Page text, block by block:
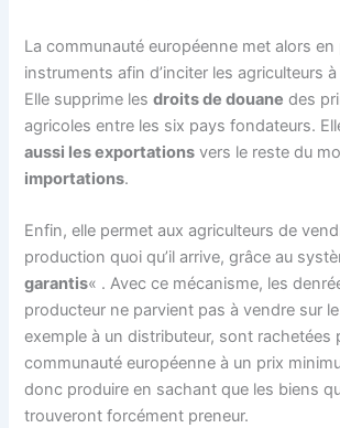
La communauté européenne met alors en
instruments afin d’inciter les agriculteurs
Elle supprime lesdroits de douane des
agricoles entre les six pays fondateurs.
aussi les exportations vers le reste du
importations.
Enfin, elle permet aux agriculteurs de
production quoi qu’il arrive, grâce au
garantis« . Avec ce mécanisme, les
producteur ne parvient pas à vendre sur
exemple à un distributeur, sont rachetées
communauté européenne à un prix
donc produire en sachant que les biens
trouveront forcément preneur.